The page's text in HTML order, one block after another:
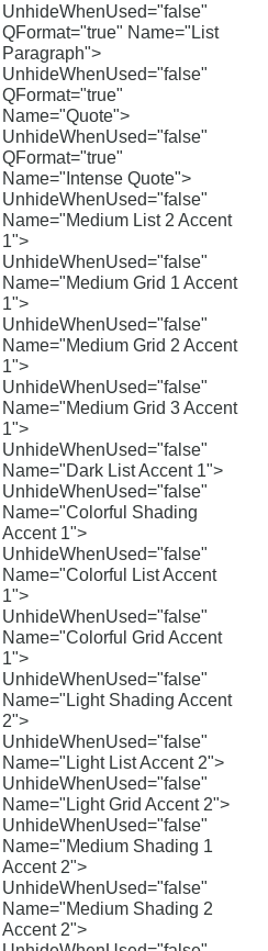
UnhideWhenUsed="false"
QFormat="true" Name="List
Paragraph">
UnhideWhenUsed="false"
QFormat="true"
Name="Quote">
UnhideWhenUsed="false"
QFormat="true"
Name="Intense Quote">
UnhideWhenUsed="false"
Name="Medium List 2 Accent
1">
UnhideWhenUsed="false"
Name="Medium Grid 1 Accent
1">
UnhideWhenUsed="false"
Name="Medium Grid 2 Accent
1">
UnhideWhenUsed="false"
Name="Medium Grid 3 Accent
1">
UnhideWhenUsed="false"
Name="Dark List Accent 1">
UnhideWhenUsed="false"
Name="Colorful Shading
Accent 1">
UnhideWhenUsed="false"
Name="Colorful List Accent
1">
UnhideWhenUsed="false"
Name="Colorful Grid Accent
1">
UnhideWhenUsed="false"
Name="Light Shading Accent
2">
UnhideWhenUsed="false"
Name="Light List Accent 2">
UnhideWhenUsed="false"
Name="Light Grid Accent 2">
UnhideWhenUsed="false"
Name="Medium Shading 1
Accent 2">
UnhideWhenUsed="false"
Name="Medium Shading 2
Accent 2">